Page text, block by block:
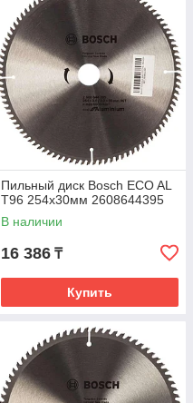
Пильный диск Bosch ECO AL
T96 254x30мм 2608644395
В наличии
16 386 ₸
Купить